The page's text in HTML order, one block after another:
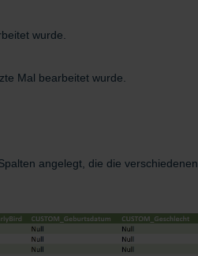
wurde.
Mal bearbeitet wurde.
angelegt, die die verschiedenen